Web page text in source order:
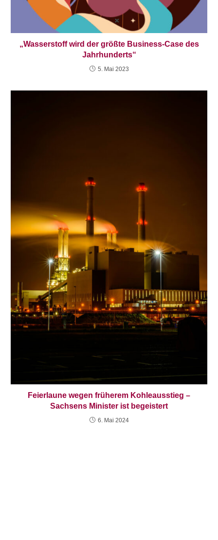
„Wasserstoff wird der größte Business-Case des
Jahrhunderts“
5. Mai 2023
Feierlaune wegen früherem Kohleausstieg –
Sachsens Minister ist begeistert
6. Mai 2024